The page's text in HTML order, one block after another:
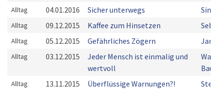
Alltag 04.01.2016 Sicher unterwegs
Alltag 09.12.2015 Kaffee zum Hinsetzen
Alltag 05.12.2015 Gefährliches Zögern
Alltag 03.12.2015
Jeder Mensch ist einmalig und
wertvoll
Alltag 13.11.2015 Überflüssige Warnungen?!